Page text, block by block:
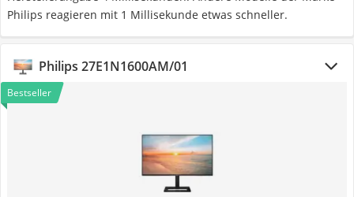
Philips reagieren mit 1 Millisekunde etwas schneller.
Philips 27E1N1600AM/01
Bestseller